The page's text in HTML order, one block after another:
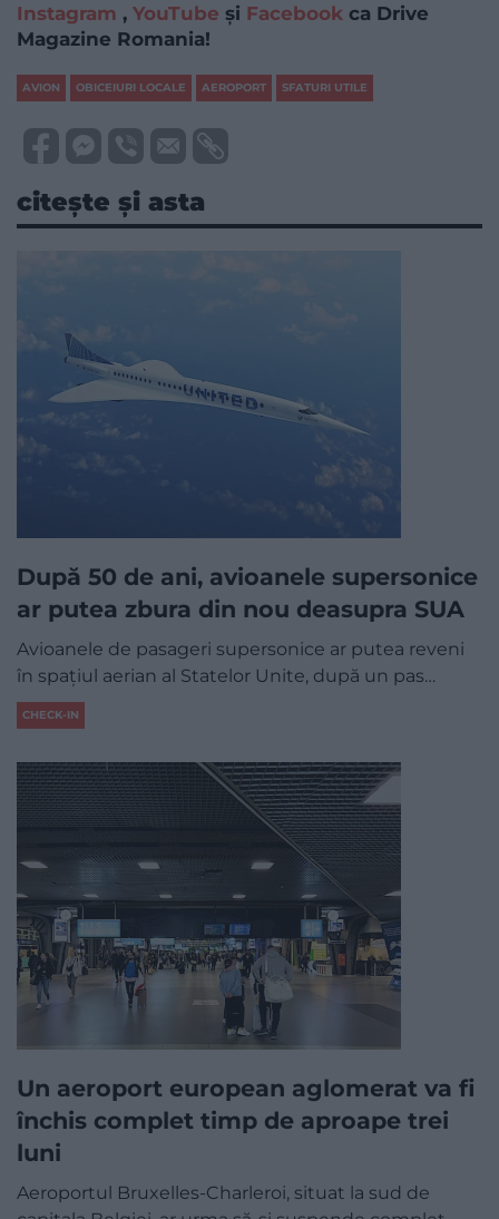
Instagram , YouTube și Facebook ca Drive
Magazine Romania!
AVION OBICEIURI LOCALE AEROPORT SFATURI UTILE
citește și asta
După 50 de ani, avioanele supersonice
ar putea zbura din nou deasupra SUA
Avioanele de pasageri supersonice ar putea reveni
în spațiul aerian al Statelor Unite, după un pas…
CHECK-IN
Un aeroport european aglomerat va fi
închis complet timp de aproape trei
luni
Aeroportul Bruxelles-Charleroi, situat la sud de